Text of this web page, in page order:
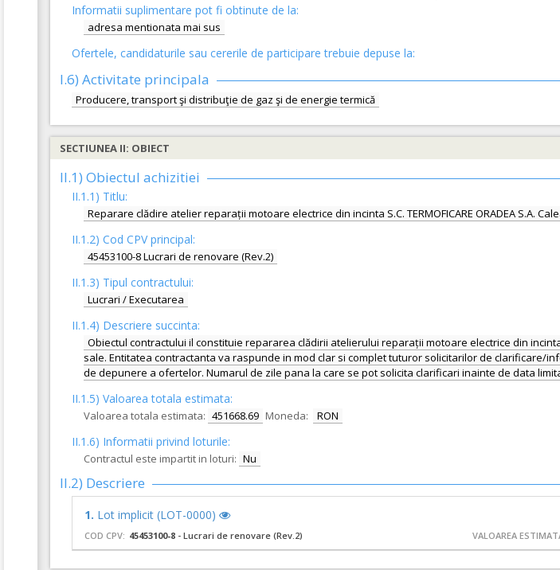
Informatii suplimentare pot fi obtinute de la:
adresa mentionata mai sus
Ofertele, candidaturile sau cererile de participare trebuie depuse la:
I.6) Activitate principala
Producere, transport şi distribuţie de gaz şi de energie termică
SECTIUNEA II: OBIECT
II.1) Obiectul achizitiei
II.1.1) Titlu:
Reparare clădire atelier reparații motoare electrice din incinta S.C. TERMOFICARE ORADEA S.A.
II.1.2) Cod CPV principal:
45453100-8 Lucrari de renovare (Rev.2)
II.1.3) Tipul contractului:
Lucrari / Executarea
II.1.4) Descriere succinta:
Obiectul contractului il constituie repararea clădirii atelierului reparații motoare electrice din incinta
sale. Entitatea contractanta va raspunde in mod clar si complet tuturor solicitarilor de
de depunere a ofertelor. Numarul de zile pana la care se pot solicita clarificari inainte de data
II.1.5) Valoarea totala estimata:
Valoarea totala estimata: 451668.69 Moneda: RON
II.1.6) Informatii privind loturile:
Contractul este impartit in loturi: Nu
II.2) Descriere
1. Lot implicit (LOT-0000)
COD CPV: 45453100-8 - Lucrari de renovare (Rev.2) VALOAREA